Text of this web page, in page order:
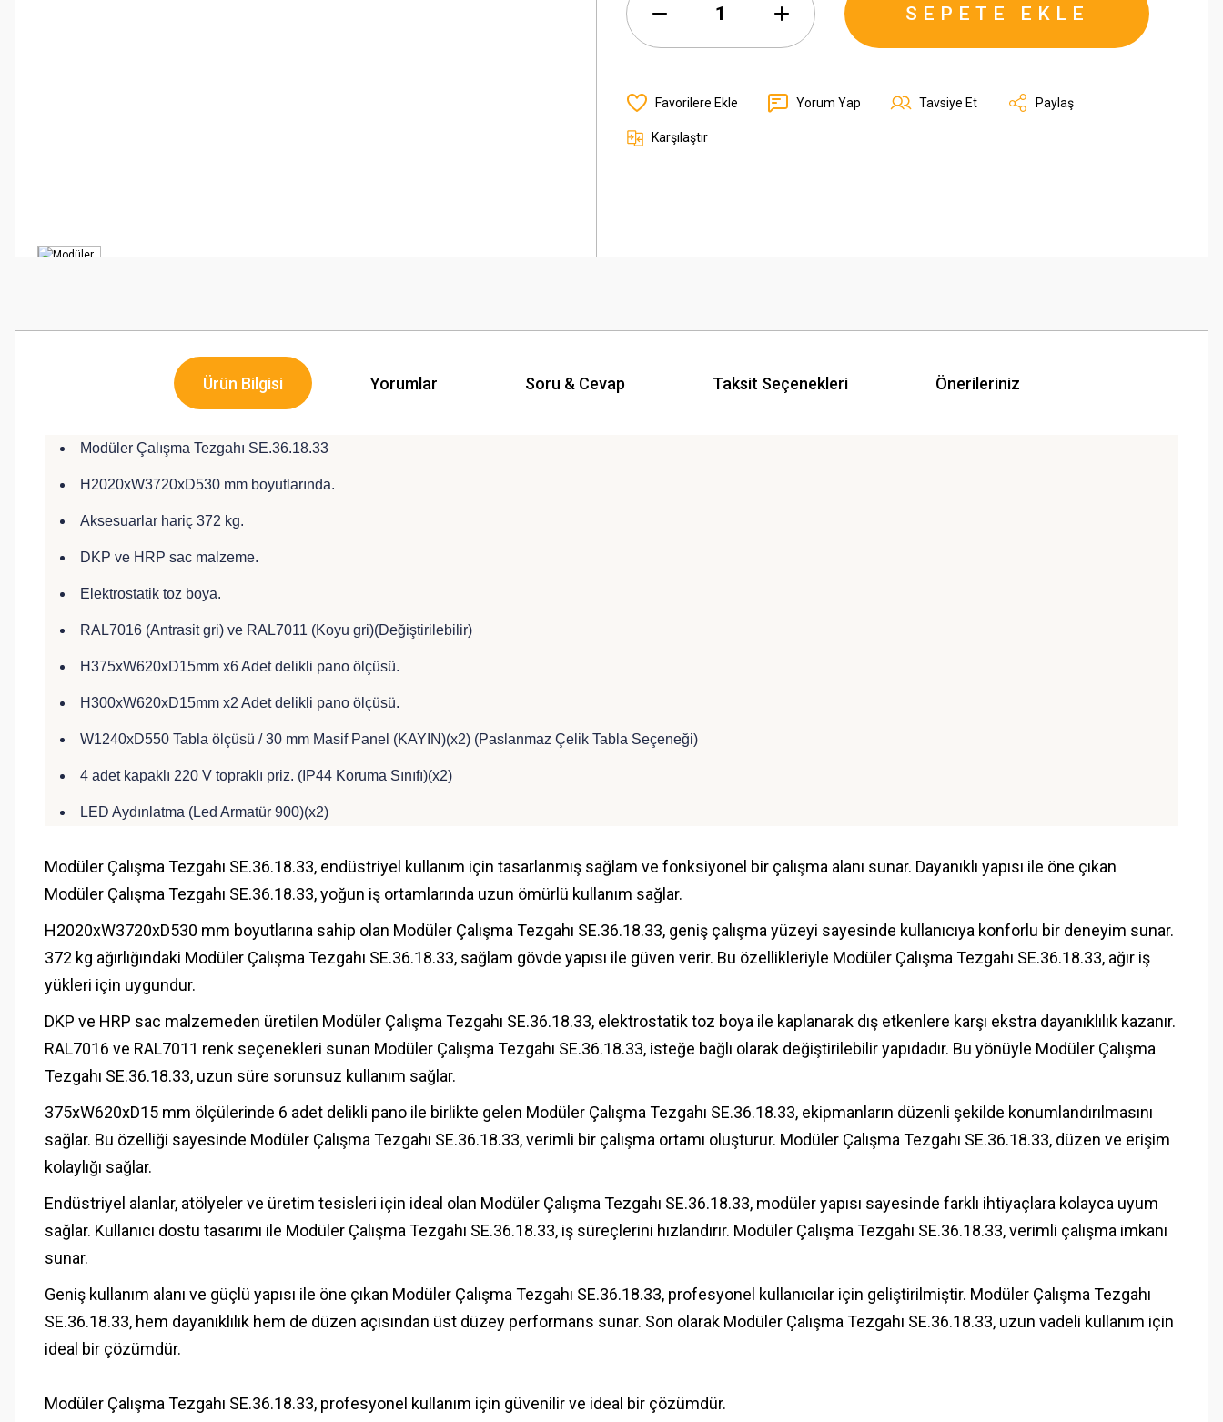
SEPETE EKLE
Yorum Yap Tavsiye Et Paylaş
Karşılaştır
Ürün Bilgisi Yorumlar Soru & Cevap Taksit Seçenekleri Önerileriniz
Modüler Çalışma Tezgahı SE.36.18.33
H2020xW3720xD530 mm boyutlarında.
Aksesuarlar hariç 372 kg.
DKP ve HRP sac malzeme.
Elektrostatik toz boya.
RAL7016 (Antrasit gri) ve RAL7011 (Koyu gri)(Değiştirilebilir)
H375xW620xD15mm x6 Adet delikli pano ölçüsü.
H300xW620xD15mm x2 Adet delikli pano ölçüsü.
W1240xD550 Tabla ölçüsü / 30 mm Masif Panel (KAYIN)(x2) (Paslanmaz Çelik Tabla Seçeneği)
4 adet kapaklı 220 V topraklı priz. (IP44 Koruma Sınıfı)(x2)
LED Aydınlatma (Led Armatür 900)(x2)
Modüler Çalışma Tezgahı SE.36.18.33, endüstriyel kullanım için tasarlanmış sağlam ve fonksiyonel bir çalışma alanı sunar. Dayanıklı yapısı ile öne çıkan
Modüler Çalışma Tezgahı SE.36.18.33, yoğun iş ortamlarında uzun ömürlü kullanım sağlar.
H2020xW3720xD530 mm boyutlarına sahip olan Modüler Çalışma Tezgahı SE.36.18.33, geniş çalışma yüzeyi sayesinde kullanıcıya konforlu bir deneyim sunar.
372 kg ağırlığındaki Modüler Çalışma Tezgahı SE.36.18.33, sağlam gövde yapısı ile güven verir. Bu özellikleriyle Modüler Çalışma Tezgahı SE.36.18.33, ağır iş
yükleri için uygundur.
DKP ve HRP sac malzemeden üretilen Modüler Çalışma Tezgahı SE.36.18.33, elektrostatik toz boya ile kaplanarak dış etkenlere karşı ekstra dayanıklılık kazanır.
RAL7016 ve RAL7011 renk seçenekleri sunan Modüler Çalışma Tezgahı SE.36.18.33, isteğe bağlı olarak değiştirilebilir yapıdadır. Bu yönüyle Modüler Çalışma
Tezgahı SE.36.18.33, uzun süre sorunsuz kullanım sağlar.
375xW620xD15 mm ölçülerinde 6 adet delikli pano ile birlikte gelen Modüler Çalışma Tezgahı SE.36.18.33, ekipmanların düzenli şekilde konumlandırılmasını
sağlar. Bu özelliği sayesinde Modüler Çalışma Tezgahı SE.36.18.33, verimli bir çalışma ortamı oluşturur. Modüler Çalışma Tezgahı SE.36.18.33, düzen ve erişim
kolaylığı sağlar.
Endüstriyel alanlar, atölyeler ve üretim tesisleri için ideal olan Modüler Çalışma Tezgahı SE.36.18.33, modüler yapısı sayesinde farklı ihtiyaçlara kolayca uyum
sağlar. Kullanıcı dostu tasarımı ile Modüler Çalışma Tezgahı SE.36.18.33, iş süreçlerini hızlandırır. Modüler Çalışma Tezgahı SE.36.18.33, verimli çalışma imkanı
sunar.
Geniş kullanım alanı ve güçlü yapısı ile öne çıkan Modüler Çalışma Tezgahı SE.36.18.33, profesyonel kullanıcılar için geliştirilmiştir. Modüler Çalışma Tezgahı
SE.36.18.33, hem dayanıklılık hem de düzen açısından üst düzey performans sunar. Son olarak Modüler Çalışma Tezgahı SE.36.18.33, uzun vadeli kullanım için
ideal bir çözümdür.
Modüler Çalışma Tezgahı SE.36.18.33, profesyonel kullanım için güvenilir ve ideal bir çözümdür.